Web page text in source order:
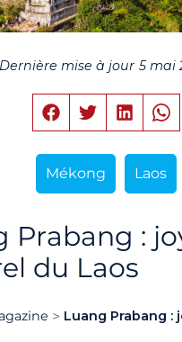
Dernière mise à jour 5 mai
Mékong Laos
Prabang :
du Laos
Luang Prabang :